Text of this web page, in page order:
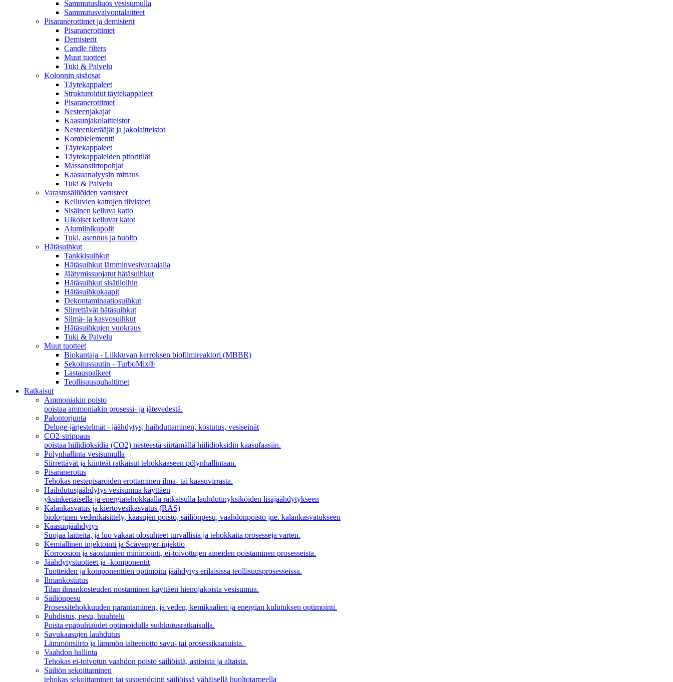
Sammutusliuos vesisumulla
Sammutusvalvontalaitteet
Pisaranerottimet ja demisterit
Pisaranerottimet
Demisterit
Candle filters
Muut tuotteet
Tuki & Palvelu
Kolonnin sisäosat
Täytekappaleet
Strukturoidut täytekappaleet
Pisaranerottimet
Nesteenjakajat
Kaasunjakolaitteistot
Nesteenkerääjät ja jakolaitteistot
Kombielementti
Täytekappaleet
Täytekappaleiden pitoritilät
Massansiirtopohjat
Kaasuanalyysin mittaus
Tuki & Palvelu
Varastosäiliöiden varusteet
Kelluvien kattojen tiivisteet
Sisäinen kelluva katto
Ulkoiset kelluvat katot
Alumiinikupolit
Tuki, asennus ja huolto
Hätäsuihkut
Tankkisuihkut
Hätäsuihkut lämminvesivaraajalla
Jäätymissuojatut hätäsuihkut
Hätäsuihkut sisätiloihin
Hätäsuihkukaapit
Dekontaminaatiosuihkut
Siirrettävät hätäsuihkut
Silmä- ja kasvosuihkut
Hätäsuihkujen vuokraus
Tuki & Palvelu
Muut tuotteet
Biokantaja - Liikkuvan kerroksen biofilmireaktori (MBBR)
Sekoitussuutin - TurboMix®
Lastauspalkeet
Teollisuuspuhaltimet
Ratkaisut
Ammoniakin poisto
poistaa ammoniakin prosessi- ja jätevedestä.
Palontorjunta
Deluge-järjestelmät - jäähdytys, haihduttaminen, kostutus, vesiseinät
CO2-strippaus
poistaa hiilidioksidia (CO2) nesteestä siirtämällä hiilidioksidin kaasufaasiin.
Pölynhallinta vesisumulla
Siirrettävät ja kiinteät ratkaisut tehokkaaseen pölynhallintaan.
Pisaranerotus
Tehokas nestepisaroiden erottaminen ilma- tai kaasuvirrasta.
Haihdutusjäähdytys vesisumua käyttäen
yksinkertaisella ja energiatehokkaalla ratkaisulla lauhdutinyksiköiden lisäjäähdytykseen
Kalankasvatus ja kiertovesikasvatus (RAS)
biologinen vedenkäsittely, kaasujen poisto, säiliönpesu, vaahdonpoisto jne. kalankasvatukseen
Kaasunjäähdytys
Suojaa laitteita, ja luo vakaat olosuhteet turvallisia ja tehokkaita prosesseja varten.
Kemiallinen injektointi ja Scavenger-injektio
Korroosion ja saostumien minimointi, ei-toivottujen aineiden poistaminen prosesseista.
Jäähdytystuotteet ja -komponentit
Tuotteiden ja komponenttien optimoitu jäähdytys erilaisissa teollisuusprosesseissa.
Ilmankostutus
Tilan ilmankosteuden nostaminen käyttäen hienojakoista vesisumua.
Säiliönpesu
Prosessitehokkuuden parantaminen, ja veden, kemikaalien ja energian kulutuksen optimointi.
Puhdistus, pesu, huuhtelu
Poista epäpuhtaudet optimoidulla suihkutusratkaisulla.
Savukaasujen lauhdutus
Lämmönsiirto ja lämmön talteenotto savu- tai prosessikaasuista.
Vaahdon hallinta
Tehokas ei-toivotun vaahdon poisto säiliöistä, astioista ja altaista.
Säiliön sekoittaminen
tehokas sekoittaminen tai suspendointi säiliöissä vähäisellä huoltotarpeella